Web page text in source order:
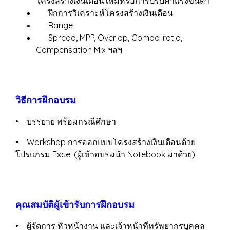
ฝึกการวิเคราะห์โครงสร้างเงินเดือน
Range
Spread, MPP, Overlap, Compa-ratio,
Compensation Mix ฯลฯ
วิธีการฝึกอบรม
• บรรยาย พร้อมกรณีศึกษา
• Workshop การออกแบบโครงสร้างเงินเดือนด้วย
โปรแกรม Excel (ผู้เข้าอบรมนำ Notebook มาด้วย)
คุณสมบัติผู้เข้ารับการฝึกอบรม
• ผู้จัดการ หัวหน้างาน และเจ้าหน้าที่ทรัพยากรบุคคล